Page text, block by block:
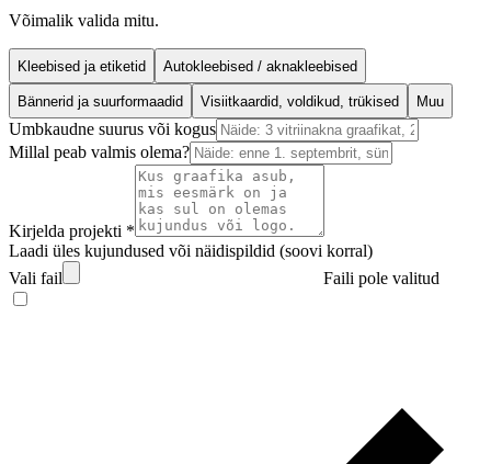
Võimalik valida mitu.
Kleebised ja etiketid Autokleebised / aknakleebised
Bännerid ja suurformaadid Visiitkaardid, voldikud, trükised Muu
Umbkaudne suurus või kogus
Millal peab valmis olema?
Kirjelda projekti *
Laadi üles kujundused või näidispildid (soovi korral)
Vali fail
Faili pole valitud